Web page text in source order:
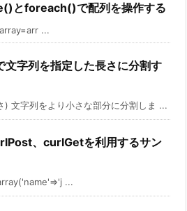
とforeach()で配列を操作する
...
文字列を指定した長さに分割す
文字列をより小さな部分に分割しま ...
、curlGetを利用するサン
...